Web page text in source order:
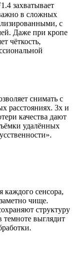
захватывает
в сложных
с
Даже при кропе
чёткость,
снимать с
расстояниях. 3x и
качества дают
удалённых
каждого сенсора,
чище.
структуру
темноте выглядит